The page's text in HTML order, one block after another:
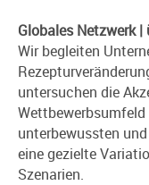
Globales Netzwerk
Wir begleiten
untersuchen die
unterbewussten
eine gezielte
Szenarien.